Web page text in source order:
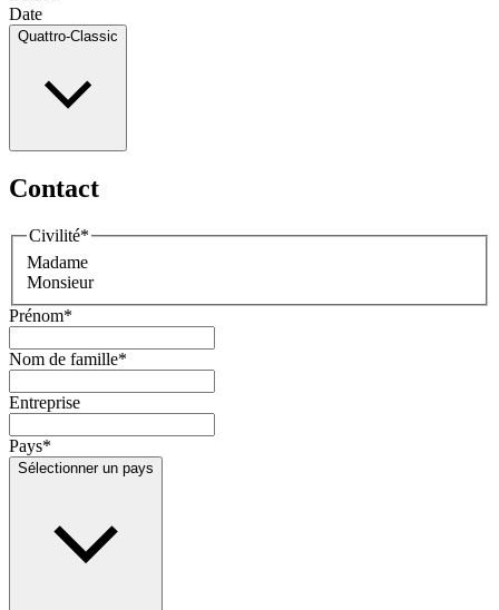
Date
Quattro-Classic
Contact
Civilité*
Madame
Monsieur
Prénom*
Nom de famille*
Entreprise
Pays*
Sélectionner un pays